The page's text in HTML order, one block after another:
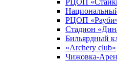
РЦОП
РЦОП
Стадион
Бильярдный
«Archery club»
Чижовка-